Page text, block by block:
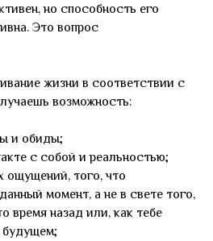
но способность его
Это вопрос
жизни в соответствии с
возможность:
и обиды;
с собой и реальностью;
ощущений, того, что
момент, а не в свете того,
время назад или, как тебе
будущем;